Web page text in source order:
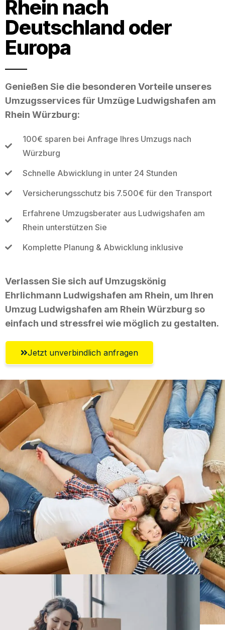
Rhein nach
Deutschland oder
Europa
Genießen Sie die besonderen Vorteile unseres
Umzugsservices für Umzüge Ludwigshafen am
Rhein Würzburg:
100€ sparen bei Anfrage Ihres Umzugs nach
Würzburg
Schnelle Abwicklung in unter 24 Stunden
Versicherungsschutz bis 7.500€ für den Transport
Erfahrene Umzugsberater aus Ludwigshafen am
Rhein unterstützen Sie
Komplette Planung & Abwicklung inklusive
Verlassen Sie sich auf Umzugskönig
Ehrlichmann Ludwigshafen am Rhein, um Ihren
Umzug Ludwigshafen am Rhein Würzburg so
einfach und stressfrei wie möglich zu gestalten.
Jetzt unverbindlich anfragen